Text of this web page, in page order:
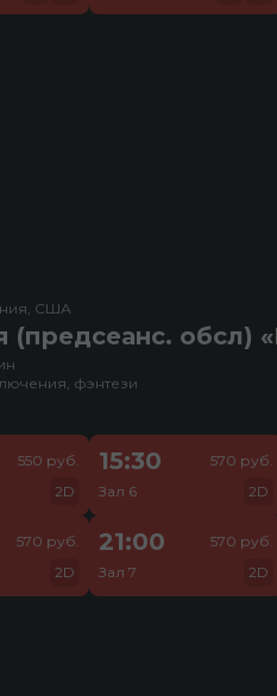
США
(предсеанс. обсл)
фэнтези
550 руб.
2D
15:30
Зал 6
570 руб.
2D
570 руб.
2D
21:00
Зал 7
570 руб.
2D